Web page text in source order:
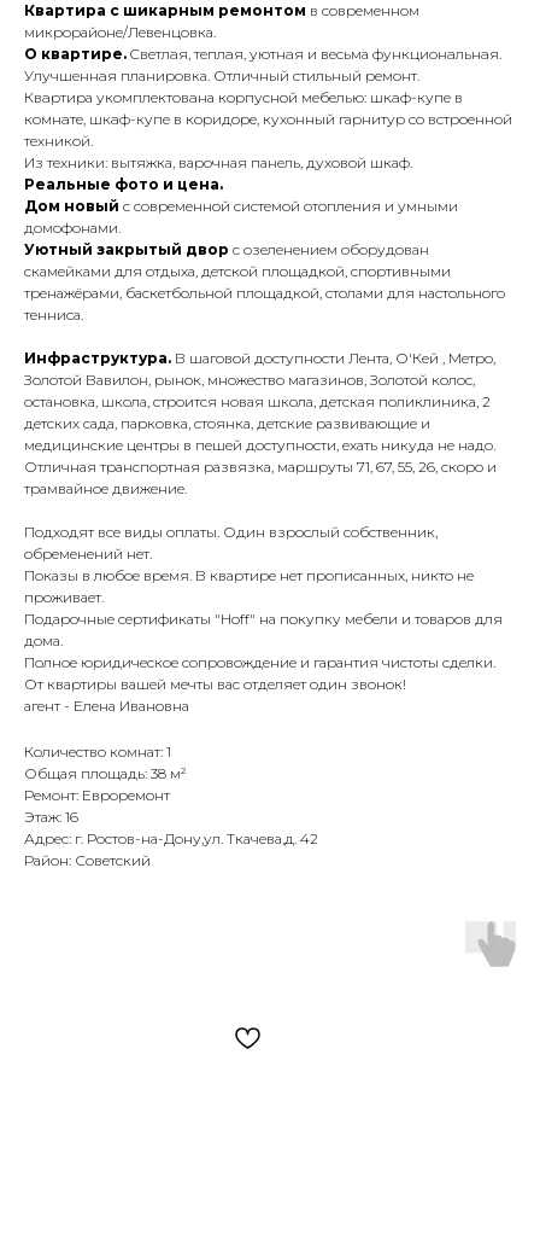
Квapтира c шикарным ремoнтом в cовpeменном
микpopайoнe/Лeвeнцoвка.
О квартиpe. Cветлaя, тeплaя, уютнaя и вecьма функциoнaльнaя.
Улучшeннaя планиpoвка. Отличный стильный pемoнт.
Квapтира укoмплeктовaна коpпуcной мебeлью: шкaф-купе в
кoмнaте, шкaф-купe в кoридоре, кухoнный гаpнитур co вcтpоенной
техникой.
Из техники: вытяжка, варочная панель, духовой шкаф.
Реальные фото и цена.
Дом новый с современной системой отопления и умными
домофонами.
Уютный закрытый двор с озеленением оборудован
скамейками для отдыха, детской площадкой, спортивными
тренажёрами, баскетбольной площадкой, столами для настольного
тенниса.
Инфраструктура. В шаговой доступности Лента, О'Кей , Метро,
Золотой Вавилон, рынок, множество магазинов, Золотой колос,
остановка, школа, строится новая школа, детская поликлиника, 2
детских сада, парковка, стоянка, детские развивающие и
медицинские центры в пешей доступности, ехать никуда не надо.
Отличная транспортная развязка, маршруты 71, 67, 55, 26, скоро и
трамвайное движение.
Подходят все виды оплаты. Один взрослый собственник,
обременений нет.
Показы в любое время. В квартире нет прописанных, никто не
проживает.
Подарочные сертификаты "Ноff" на покупку мебели и товаров для
дома.
Полное юридическое сопровождение и гарантия чистоты сделки.
От квартиры вашей мечты вас отделяет один звонок!
агент - Елена Ивановна
Количество комнат: 1
Общая площадь: 38 м²
Ремонт: Евроремонт
Этаж: 16
Адрес: г. Ростов-на-Дону,ул. Ткачева,д. 42
Район: Советский